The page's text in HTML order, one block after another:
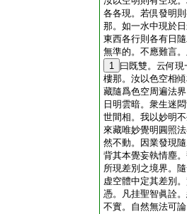
各各現。若倶發明
那。如一水中現於
東西各行則各有日
無準的。不應難言
1 曰既雙。云何
樓那。汝以色空相
藏隨爲色空周遍法
日明雲暗。衆生迷
世間相。我以妙明
來藏唯妙覺明圓照
然不動。因業發現
背其本覺妄執情塵
所現差別之境界。
虚空體中定其差別
憑。凡挂聖智眞詮
不實。自然無法可